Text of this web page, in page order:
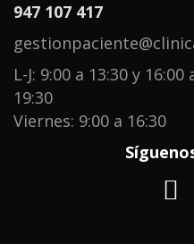
947 107 417
L-J: 9:00 a 13:30 y 16:00
19:30
Viernes: 9:00 a 16:30